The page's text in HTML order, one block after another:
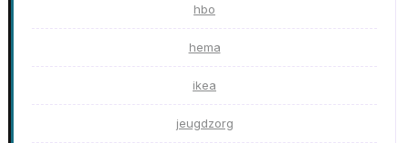
hbo
hema
ikea
jeugdzorg